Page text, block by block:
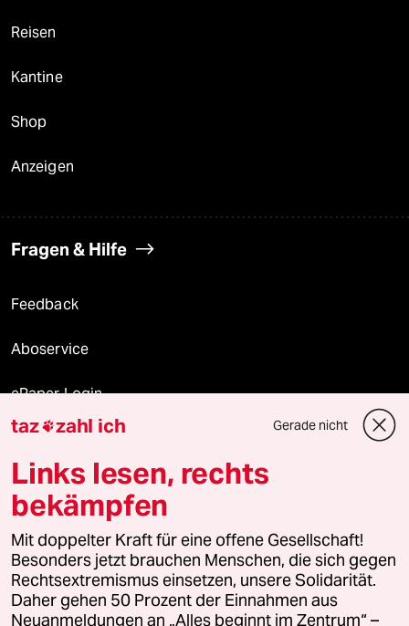
Reisen
Kantine
Shop
Anzeigen
Fragen & Hilfe
Feedback
Aboservice
ePaper Login
Downloads für Abonnierende
© 2026 taz Verlags und Vertriebs GmbH
Alle Rechte vorbehalten. Bei rechtlichen Fragen oder für Genehmigungen
wenden Sie sich bitte an
lizenzen@taz.de
Feedback Redaktionsstatut Kommune-Richtlinien
taz zahl ich Gerade nicht
Links lesen, rechts
bekämpfen
Mit doppelter Kraft für eine offene Gesellschaft!
Besonders jetzt brauchen Menschen, die sich gegen
Rechtsextremismus einsetzen, unsere Solidarität.
Daher gehen 50 Prozent der Einnahmen aus
Neuanmeldungen an „Alles beginnt im Zentrum“ –